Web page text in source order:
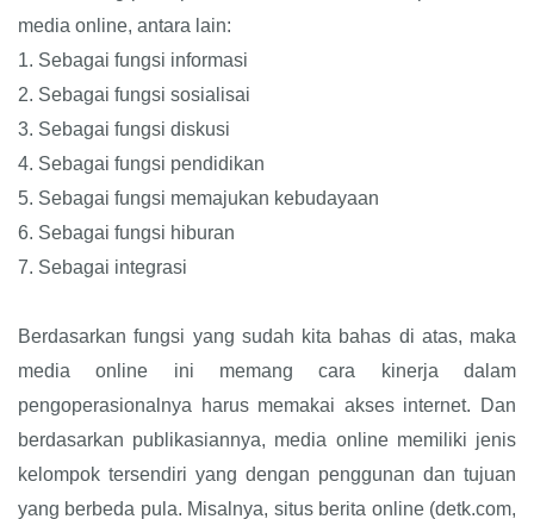
media online, antara lain:
1. Sebagai fungsi informasi
2. Sebagai fungsi sosialisai
3. Sebagai fungsi diskusi
4. Sebagai fungsi pendidikan
5. Sebagai fungsi memajukan kebudayaan
6. Sebagai fungsi hiburan
7. Sebagai integrasi
Berdasarkan fungsi yang sudah kita bahas di atas, maka
media online ini memang cara kinerja dalam
pengoperasionalnya harus memakai akses internet. Dan
berdasarkan publikasiannya, media online memiliki jenis
kelompok tersendiri yang dengan penggunan dan tujuan
yang berbeda pula. Misalnya, situs berita online (detk.com,